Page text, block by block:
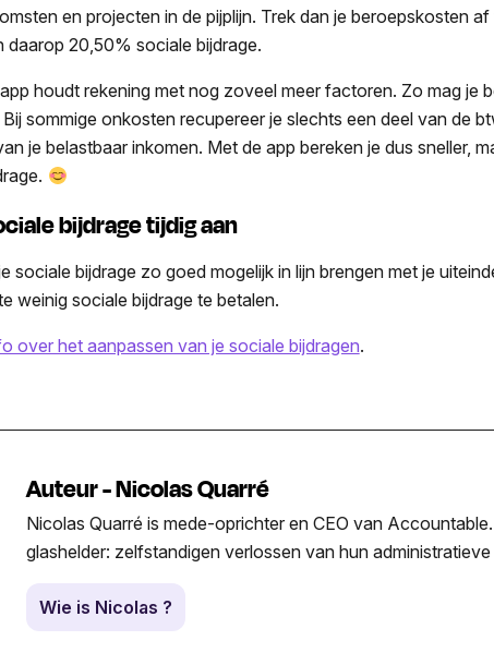
en projecten in de pijplijn. Trek dan je beroepskosten
daarop 20,50% sociale bijdrage.
houdt rekening met nog zoveel meer factoren. Zo mag je
sommige onkosten recupereer je slechts een deel van de
je belastbaar inkomen. Met de app bereken je dus sneller,
bijdrage tijdig aan
sociale bijdrage zo goed mogelijk in lijn brengen met je
weinig sociale bijdrage te betalen.
over het aanpassen van je sociale bijdragen.
Auteur - Nicolas Quarré
Nicolas Quarré is mede-oprichter en CEO van
glashelder: zelfstandigen verlossen van hun
Wie is Nicolas ?